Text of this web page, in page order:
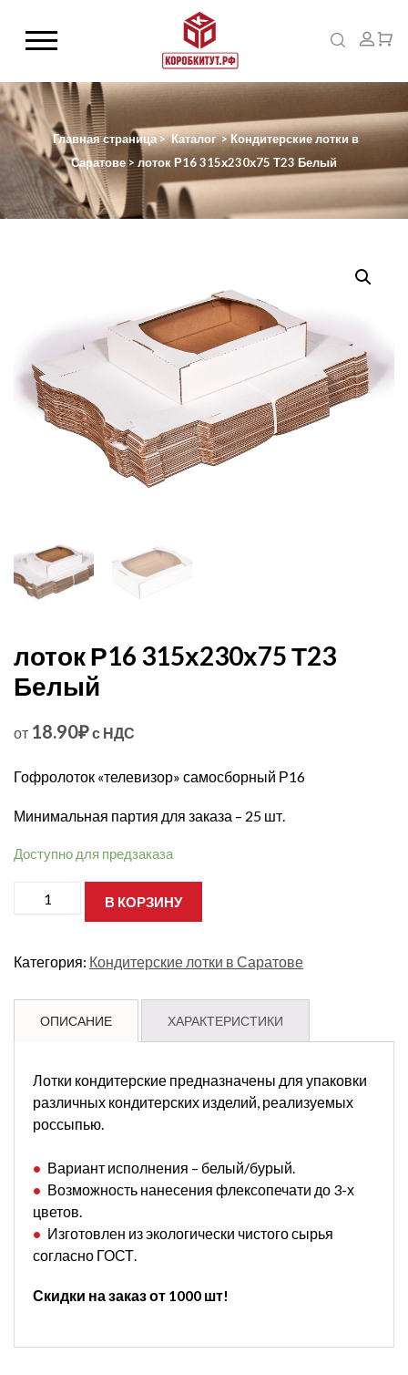
Главная страница> Каталог >Кондитерские лотки в
Саратове> лоток Р16 315х230х75 Т23 Белый
лоток Р16 315х230х75 Т23
Белый
от 18.90₽с НДС
Гофролоток «телевизор» самосборный Р16
Минимальная партия для заказа – 25 шт.
Доступно для предзаказа
товара
315х230х75
В КОРЗИНУ
Категория: Кондитерские лотки в Саратове
ОПИСАНИЕ ХАРАКТЕРИСТИКИ
Лотки кондитерские предназначены для упаковки
различных кондитерских изделий, реализуемых
россыпью.
Вариант исполнения – белый/бурый.
Возможность нанесения флексопечати до 3-х
цветов.
Изготовлен из экологически чистого сырья
согласно ГОСТ.
Скидки на заказ от 1000 шт!